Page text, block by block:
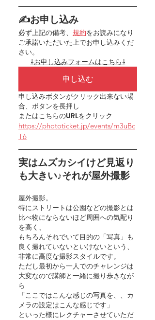
✍お申し込み
必ず上記の備考、 規約をお読みになり
ご承諾いただいた上でお申し込みくだ
さい。
⇩お申し込みフォームはこちら⇩
申し込む
申し込みボタンがクリック出来ない場
合、ボタンを長押し
またはこちらのURLをクリック
https://phototicket.jp/events/m3uBc
T6
実はムズカシイけど見返り
も大きい♪それが屋外撮影
屋外撮影。
特にストリートは公園などの撮影とは
比べ物にならないほど周囲への気配り
を高く、
もちろんそれでいて目的の「写真」も
良く撮れていないといけないという、
非常に高度な撮影スタイルです。
ただし最初から一人でのチャレンジは
大変なので講師と一緒に撮り歩きなが
ら
「ここではこんな感じの写真を、、カ
メラの設定はこんな感じです」
といった様にレクチャーさせていただ